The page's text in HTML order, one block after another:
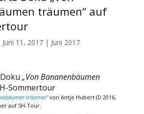
träumen“ auf
Juni 11, 2017| Juni 2017
„Von Bananenbäumen
Sommertour
träumen“von Antje Hubert (D 2016,
auf SH-Tour.